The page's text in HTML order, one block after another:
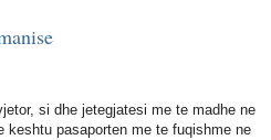
si dhe jetegjatesi me te madhe ne
pasaporten me te fuqishme ne